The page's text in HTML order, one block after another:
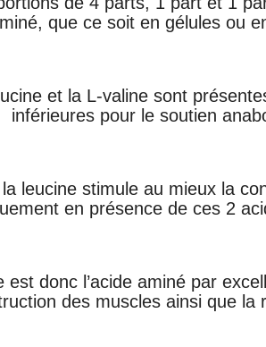
que ce soit en gélules ou
et la L-valine sont
inférieures pour le soutien
leucine stimule au mieux la
en présence de ces 2
est donc l’acide aminé par
des muscles ainsi que la